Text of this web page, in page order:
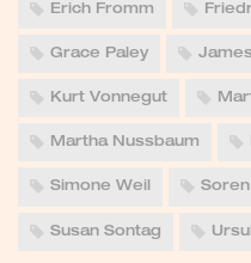
Erich Fromm
Grace Paley
Kurt Vonnegut
Martha Nussbaum
Simone Weil
Susan Sontag